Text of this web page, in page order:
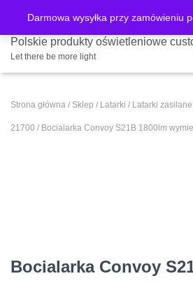
Darmowa wysyłka przy zamówieniu
Polskie produkty oświetleniowe
Let there be more light
Strona główna / Sklep / Latarki / Latarki
21700 / Bocialarka Convoy S21B 1800lm
Bocialarka Convoy